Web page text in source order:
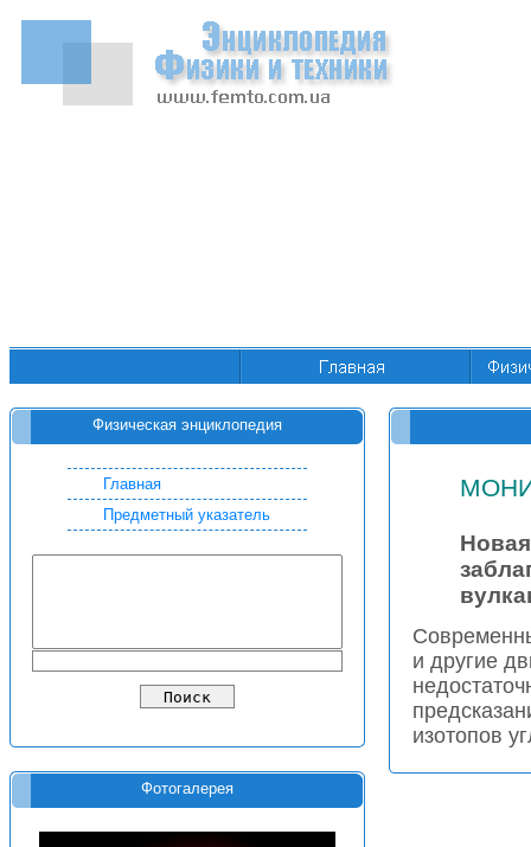
Физическая энциклопедия
Главная
Предметный указатель
Фотогалерея
и другие
изотопов